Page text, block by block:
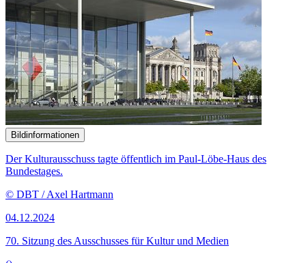
Bildinformationen
Der Kulturausschuss tagte öffentlich im Paul-Löbe-Haus des
Bundestages.
© DBT / Axel Hartmann
04.12.2024
70. Sitzung des Ausschusses für Kultur und Medien